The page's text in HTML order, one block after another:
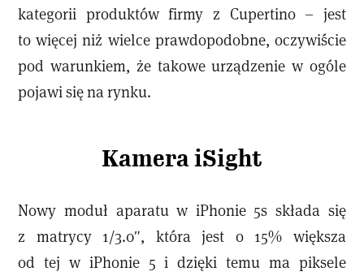
kategorii produktów firmy z Cupertino – jest
to więcej niż wielce prawdopodobne, oczywiście
pod warunkiem, że takowe urządzenie w ogóle
pojawi się na rynku.
Kamera iSight
Nowy moduł aparatu w iPhonie 5s składa się
z matrycy 1/3.0″, która jest o 15% większa
od tej w iPhonie 5 i dzięki temu ma piksele